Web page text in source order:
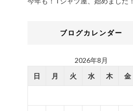
ブログカレンダー
2026年8月
日
月 火 水 木 金